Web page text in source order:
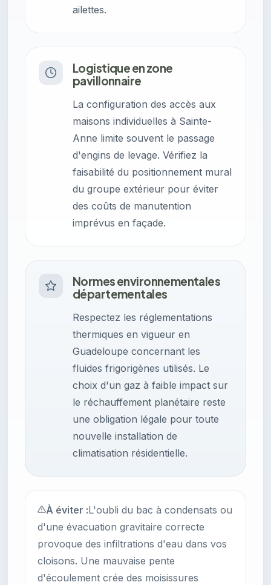
ailettes.
Logistique en zone
pavillonnaire
La configuration des accès aux
maisons individuelles à Sainte-
Anne limite souvent le passage
d'engins de levage. Vérifiez la
faisabilité du positionnement mural
du groupe extérieur pour éviter
des coûts de manutention
imprévus en façade.
Normes environnementales
départementales
Respectez les réglementations
thermiques en vigueur en
Guadeloupe concernant les
fluides frigorigènes utilisés. Le
choix d'un gaz à faible impact sur
le réchauffement planétaire reste
une obligation légale pour toute
nouvelle installation de
climatisation résidentielle.
À éviter :L'oubli du bac à condensats ou
d'une évacuation gravitaire correcte
provoque des infiltrations d'eau dans vos
cloisons. Une mauvaise pente
d'écoulement crée des moisissures